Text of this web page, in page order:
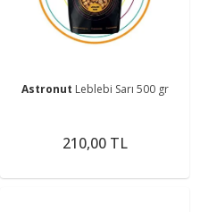
Astronut Leblebi Sarı 500 gr
210,00 TL